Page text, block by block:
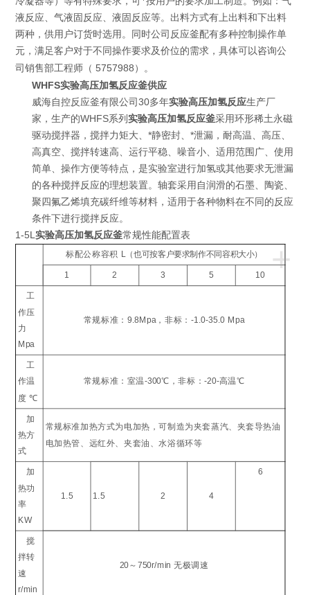
液反应、气液固反应、液固反应等。出料方式有上出料和下出料
两种，供用户订货时选用。同时公司反应釜配有多种控制操作单
元，满足客户对于不同操作要求及价位的需求，具体可以咨询公
司销售部工程师（ 5757988 ）。
WHFS实验高压加氢反应釜供应
威海自控反应釜有限公司30多年实验高压加氢反应生产厂
家，生产的WHFS系列实验高压加氢反应釜采用环形稀土永磁
驱动搅拌器，搅拌力矩大、*静密封、*泄漏，耐高温、高压、
高真空、搅拌转速高、运行平稳、噪音小、适用范围广、使用
简单、操作方便等特点，是实验室进行加氢或其他要求无泄漏
的各种搅拌反应的理想装置。轴套采用自润滑的石墨、陶瓷、
聚四氟乙烯填充碳纤维等材料，适用于各种物料在不同的反应
条件下进行搅拌反应。
1-5L实验高压加氢反应釜常规性能配置表
+
标配公称容积 L（也可按客户要求制作不同容积大小）
1 2 3 5 10
工
作压
力
Mpa
常规标准：9.8Mpa，非标：-1.0-35.0 Mpa
工
作温
度 ℃
常规标准：室温-300℃ ，非标：-20-高温℃
加
热方
式
常规标准加热方式为电加热，可制造为夹套蒸汽、夹套导热油
电加热管、远红外、夹套油、水浴循环等
加
热功
率
KW
1.5 1.5 2 4
6
搅
拌转
速
r/min
20～750r/min无极调速